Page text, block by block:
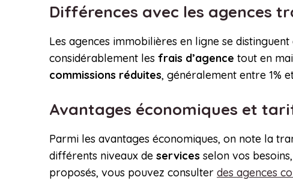
Différences avec les agences
Les agences immobilières en ligne se
considérablement les frais d’agence tout en
commissions réduites, généralement entre 1%
Avantages économiques et
Parmi les avantages économiques, on note la
différents niveaux de services selon vos
proposés, vous pouvez consulter des agences